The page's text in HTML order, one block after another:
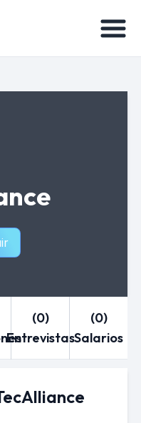
(0)
Entrevistas
(0)
Salarios